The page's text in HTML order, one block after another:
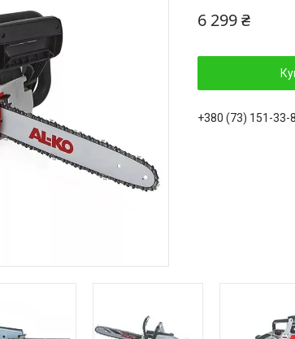
6 299 ₴
+380 (73) 151-33-